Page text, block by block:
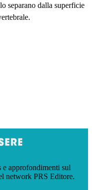
separano dalla superficie
e approfondimenti sul
network PRS Editore.